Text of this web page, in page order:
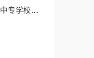
学校介绍